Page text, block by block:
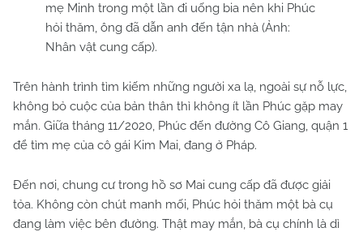
mẹ Minh trong một lần đi uống bia nên khi Phúc
hỏi thăm, ông đã dẫn anh đến tận nhà (Ảnh:
Nhân vật cung cấp).
Trên hành trình tìm kiếm những người xa lạ, ngoài sự nỗ lực,
không bỏ cuộc của bản thân thì không ít lần Phúc gặp may
mắn. Giữa tháng 11/2020, Phúc đến đường Cô Giang, quận 1
để tìm mẹ của cô gái Kim Mai, đang ở Pháp.
Đến nơi, chung cư trong hồ sơ Mai cung cấp đã được giải
tỏa. Không còn chút manh mối, Phúc hỏi thăm một bà cụ
đang làm việc bên đường. Thật may mắn, bà cụ chính là dì